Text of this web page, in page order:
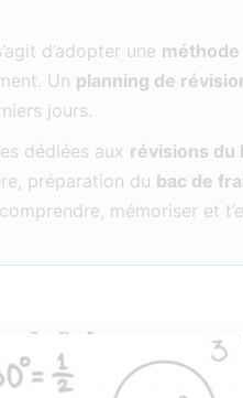
d’adopter une
Un planning de
jours.
dédiées aux révisions du
préparation du bac de
mémoriser et